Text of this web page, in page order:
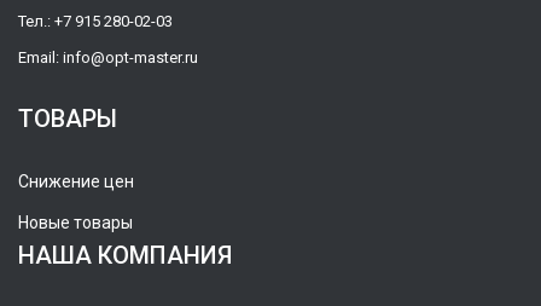
Тел.: +7 915 280-02-03
Email: info@opt-master.ru
ТОВАРЫ
Снижение цен
Новые товары
НАША КОМПАНИЯ